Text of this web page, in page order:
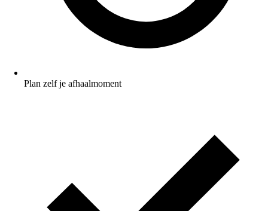
Plan zelf je afhaalmoment